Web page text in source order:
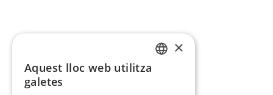
×
Aquest lloc web utilitza
galetes